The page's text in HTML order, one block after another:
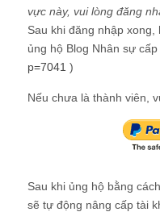
vực này, vui lòng đăng
Sau khi đăng nhập
ủng hộ Blog Nhân sự
p=7041 )
Nếu chưa là thành viên,
Sau khi ủng hộ bằng
sẽ tự động nâng cấp tài